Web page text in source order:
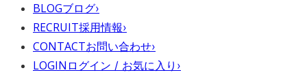
BLOGブログ›
RECRUIT採用情報›
CONTACTお問い合わせ›
LOGIN ログイン / お気に入り ›